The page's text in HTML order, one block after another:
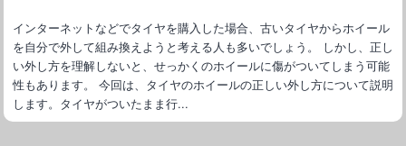
インターネットなどでタイヤを購入した場合、古いタイヤからホイール
を自分で外して組み換えようと考える人も多いでしょう。 しかし、正し
い外し方を理解しないと、せっかくのホイールに傷がついてしまう可能
性もあります。 今回は、タイヤのホイールの正しい外し方について説明
します。タイヤがついたまま行...